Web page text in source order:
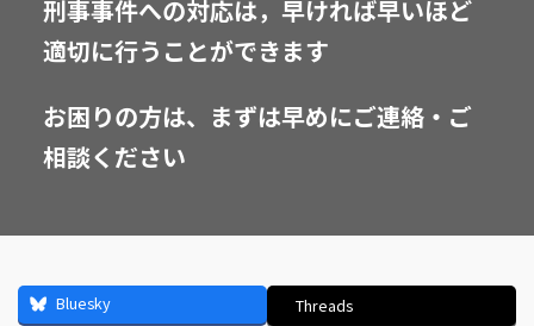
刑事事件への対応は，早ければ早いほど
適切に行うことができます
お困りの方は、まずは早めにご連絡・ご
相談ください
Bluesky Threads